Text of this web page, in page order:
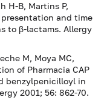
H-B, Martins P,
and time
to β-lactams. Allergy
M, Moya MC,
of Pharmacia CAP
benzylpenicilloyl in
2001; 56: 862-70.